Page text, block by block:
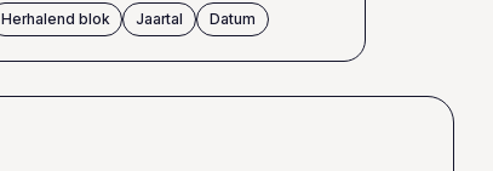
Herhalend blok Jaartal Datum